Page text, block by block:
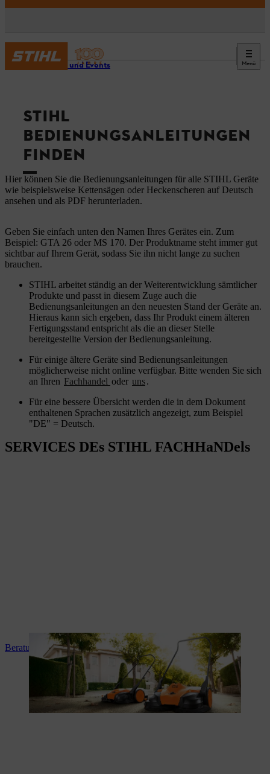
Menü
Service und Events
STIHL
BEDIENUNGSANLEITUNGEN
FINDEN
Hier können Sie die Bedienungsanleitungen für alle STIHL Geräte
wie beispielsweise Kettensägen oder Heckenscheren auf Deutsch
ansehen und als PDF herunterladen.
Geben Sie einfach unten den Namen Ihres Gerätes ein. Zum
Beispiel: GTA 26 oder MS 170. Der Produktname steht immer gut
sichtbar auf Ihrem Gerät, sodass Sie ihn nicht lange zu suchen
brauchen.
STIHL arbeitet ständig an der Weiterentwicklung sämtlicher
Produkte und passt in diesem Zuge auch die
Bedienungsanleitungen an den neuesten Stand der Geräte an.
Hieraus kann sich ergeben, dass Ihr Produkt einem älteren
Fertigungsstand entspricht als die an dieser Stelle
bereitgestellte Version der Bedienungsanleitung.
Für einige ältere Geräte sind Bedienungsanleitungen
möglicherweise nicht online verfügbar. Bitte wenden Sie sich
an Ihren Fachhandel oder uns.
Für eine bessere Übersicht werden die in dem Dokument
enthaltenen Sprachen zusätzlich angezeigt, zum Beispiel
"DE" = Deutsch.
SERVICES DEs STIHL FACHHaNDels
Beratung und Produkteinweisung